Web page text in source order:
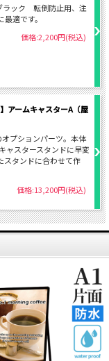
ラック 転倒防止用、注
適です。
価格:2,200円(税込)
アームキャスターA（屋
プションパーツ。本体
ャスタースタンドに早変
スタンドに合わせて作
価格:13,200円(税込)